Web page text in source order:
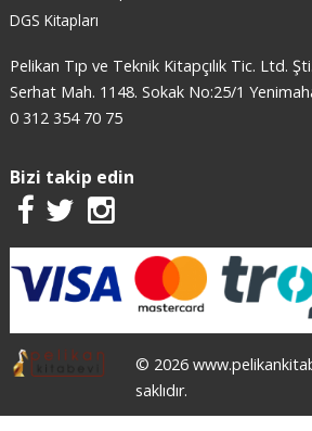
DGS Kitapları
Pelikan Tıp ve Teknik Kitapçılık Tic. Ltd. Şti.
Serhat Mah. 1148. Sokak No:25/1
0 312 354 70 75
Bizi takip edin
© 2026
saklıdır.